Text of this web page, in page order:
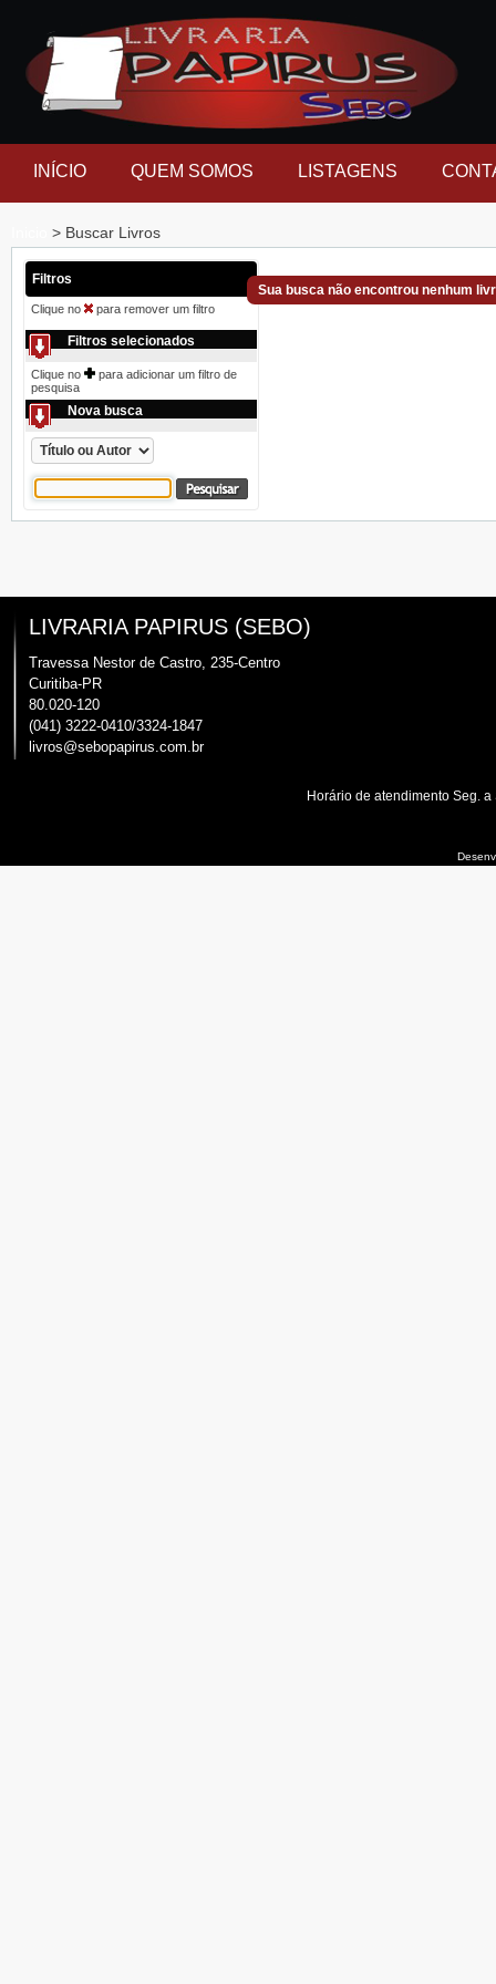
INÍCIO QUEM SOMOS LISTAGENS
> Buscar Livros
Filtros
Clique no para remover um filtro
Filtros selecionados
Clique no
para adicionar um filtro de
pesquisa
Nova busca
Sua busca não encontrou nenhum
LIVRARIA PAPIRUS (SEBO)
Travessa Nestor de Castro, 235-Centro
Curitiba-PR
80.020-120
(041) 3222-0410/3324-1847
livros@sebopapirus.com.br
Horário de atendimento Seg.